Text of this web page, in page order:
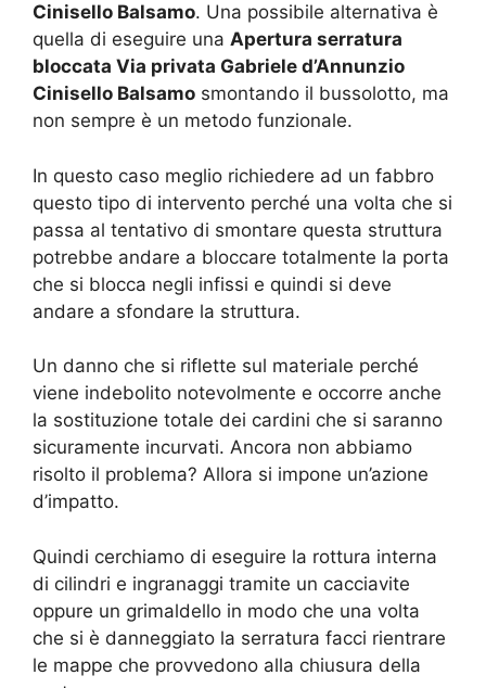
Cinisello Balsamo. Una possibile alternativa è
quella di eseguire una Apertura serratura
bloccata Via privata Gabriele d’Annunzio
Cinisello Balsamo smontando il bussolotto, ma
non sempre è un metodo funzionale.
In questo caso meglio richiedere ad un fabbro
questo tipo di intervento perché una volta che si
passa al tentativo di smontare questa struttura
potrebbe andare a bloccare totalmente la porta
che si blocca negli infissi e quindi si deve
andare a sfondare la struttura.
Un danno che si riflette sul materiale perché
viene indebolito notevolmente e occorre anche
la sostituzione totale dei cardini che si saranno
sicuramente incurvati. Ancora non abbiamo
risolto il problema? Allora si impone un’azione
d’impatto.
Quindi cerchiamo di eseguire la rottura interna
di cilindri e ingranaggi tramite un cacciavite
oppure un grimaldello in modo che una volta
che si è danneggiato la serratura facci rientrare
le mappe che provvedono alla chiusura della